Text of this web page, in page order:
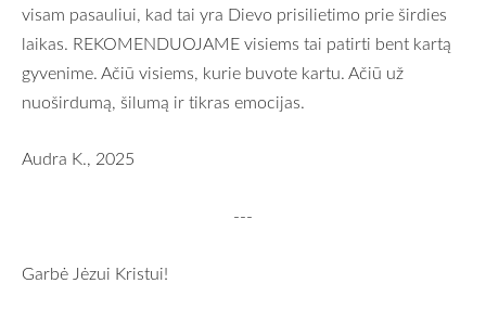
visam pasauliui, kad tai yra Dievo prisilietimo prie širdies
laikas. REKOMENDUOJAME visiems tai patirti bent kartą
gyvenime. Ačiū visiems, kurie buvote kartu. Ačiū už
nuoširdumą, šilumą ir tikras emocijas.
Audra K., 2025
---
Garbė Jėzui Kristui!